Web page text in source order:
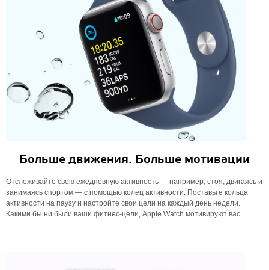
Больше движения. Больше мотивации
Отслеживайте свою ежедневную активность — например, стоя, двигаясь и
занимаясь спортом — с помощью колец активности. Поставьте кольца
активности на паузу и настройте свои цели на каждый день недели.
Какими бы ни были ваши фитнес-цели, Apple Watch мотивируют вас